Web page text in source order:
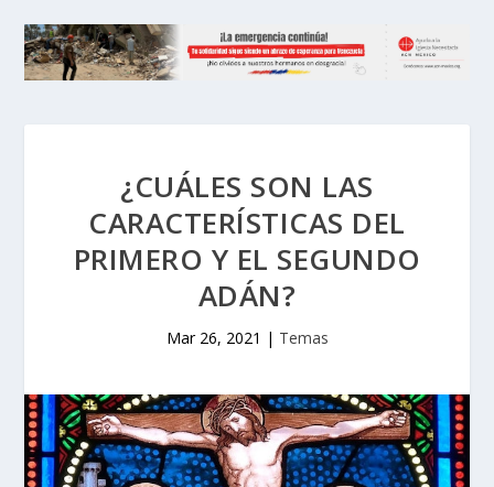
¿CUÁLES SON LAS
CARACTERÍSTICAS DEL
PRIMERO Y EL SEGUNDO
ADÁN?
Mar 26, 2021 | Temas